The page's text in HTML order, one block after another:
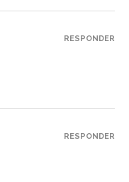
RESPONDER
RESPONDER